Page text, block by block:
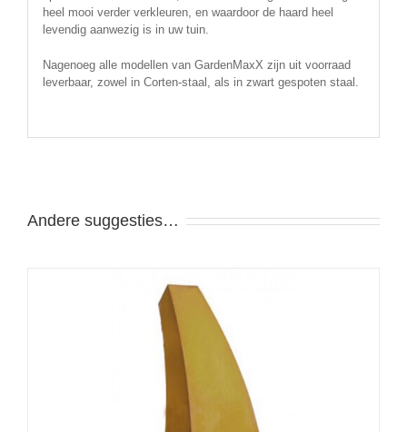
heel mooi verder verkleuren, en waardoor de haard heel
levendig aanwezig is in uw tuin.
Nagenoeg alle modellen van GardenMaxX zijn uit voorraad
leverbaar, zowel in Corten-staal, als in zwart gespoten staal.
Andere suggesties…